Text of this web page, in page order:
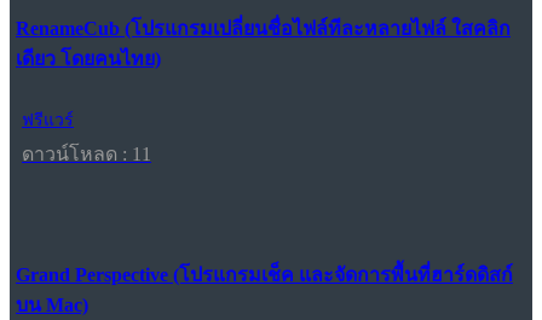
RenameCub (โปรแกรมเปลี่ยนชื่อไฟล์ทีละหลายไฟล์ ใสคลิก
เดียว โดยคนไทย)
ฟรีแวร์
ดาวน์โหลด : 11
Grand Perspective (โปรแกรมเช็ค และจัดการพื้นที่ฮาร์ดดิสก์
บน Mac)